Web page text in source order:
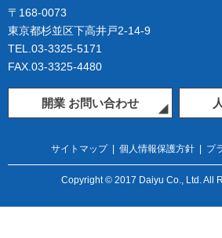
〒168-0073
東京都杉並区下高井戸2-14-9
TEL.03-3325-5171
FAX.03-3325-4480
開業 お問い合わせ
サイトマップ| 個人情報保護方針 プ
Copyright © 2017 Daiyu Co., Ltd. All